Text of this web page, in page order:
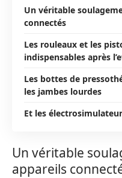
Un véritable
connectés
Les rouleaux et les
indispensables après
Les bottes de
les jambes lourdes
Et les
Un véritable
appareils